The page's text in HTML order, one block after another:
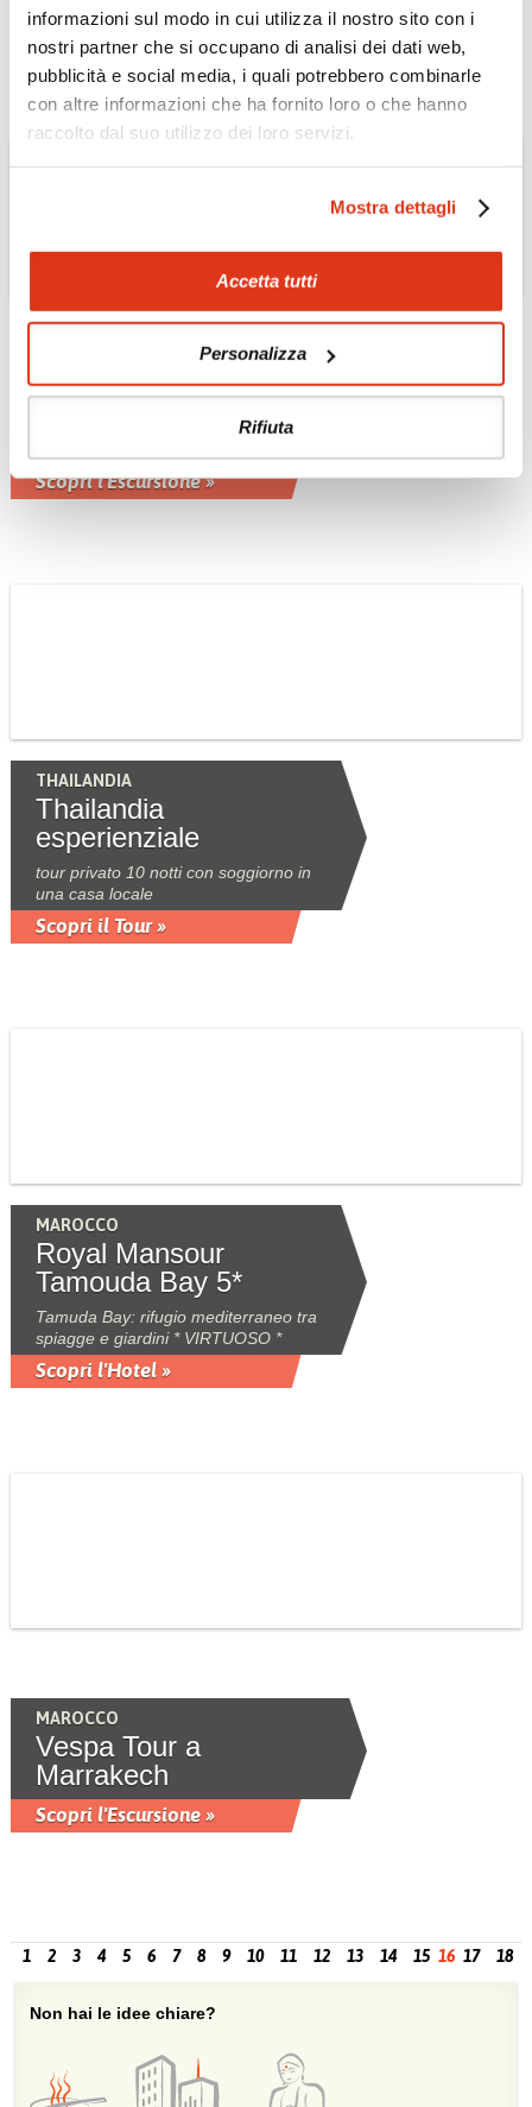
informazioni sul modo in cui utilizza il nostro sito con i
nostri partner che si occupano di analisi dei dati web,
pubblicità e social media, i quali potrebbero combinarle
con altre informazioni che ha fornito loro o che hanno
raccolto dal suo utilizzo dei loro servizi.
Mostra dettagli
Accetta tutti
Personalizza
Rifiuta
Scopri l'Escursione »
10 Esperienze culinarie
a spasso per la medina
Scopri l'Escursione »
THAILANDIA
Thailandia
esperienziale
tour privato 10 notti con soggiorno in
una casa locale
Scopri il Tour »
MAROCCO
Royal Mansour
Tamouda Bay 5*
Tamuda Bay: rifugio mediterraneo tra
spiagge e giardini * VIRTUOSO *
Scopri l'Hotel »
MAROCCO
Vespa Tour a
Marrakech
Scopri l'Escursione »
1 2 3 4 5 6 7 8 9 10 11 12 13 14 15 16 17 18
Non hai le idee chiare?